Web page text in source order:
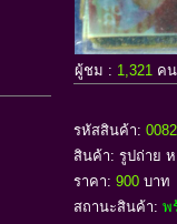
ผู้ชม : 1,321 ค
รหัสสินค้า:
สินค้า: รูปถ่าย
ราคา: 900 บาท
สถานะสินค้า: พ